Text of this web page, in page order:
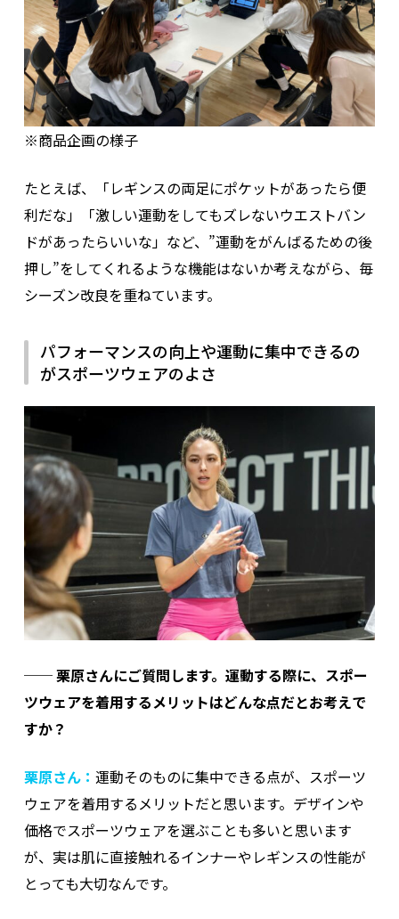
※商品企画の様子
たとえば、「レギンスの両足にポケットがあったら便
利だな」「激しい運動をしてもズレないウエストバン
ドがあったらいいな」など、”運動をがんばるための後
押し”をしてくれるような機能はないか考えながら、毎
シーズン改良を重ねています。
パフォーマンスの向上や運動に集中できるの
がスポーツウェアのよさ
── 栗原さんにご質問します。運動する際に、スポー
ツウェアを着用するメリットはどんな点だとお考えで
すか？
栗原さん： 運動そのものに集中できる点が、スポーツ
ウェアを着用するメリットだと思います。デザインや
価格でスポーツウェアを選ぶことも多いと思います
が、実は肌に直接触れるインナーやレギンスの性能が
とっても大切なんです。